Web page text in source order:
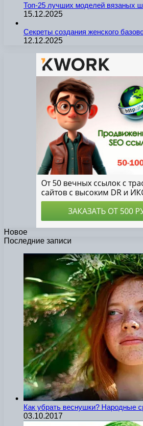
Топ-25 лучших моделей вязаных
15.12.2025
Секреты создания женского
12.12.2025
Новое
Последние записи
Как убрать веснушки? Народные
03.10.2017